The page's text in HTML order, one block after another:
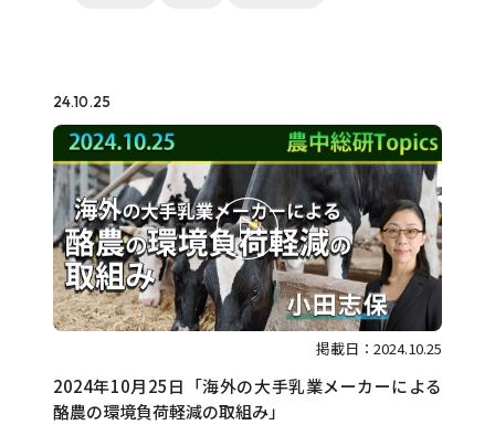
24.10.25
掲載日：2024.10.25
2024年10月25日「海外の大手乳業メーカーによる
酪農の環境負荷軽減の取組み」